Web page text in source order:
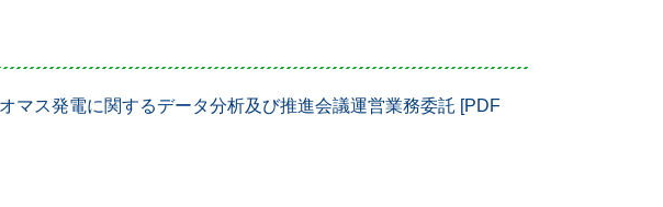
マス発電に関するデータ分析及び推進会議運営業務委託 [PDF